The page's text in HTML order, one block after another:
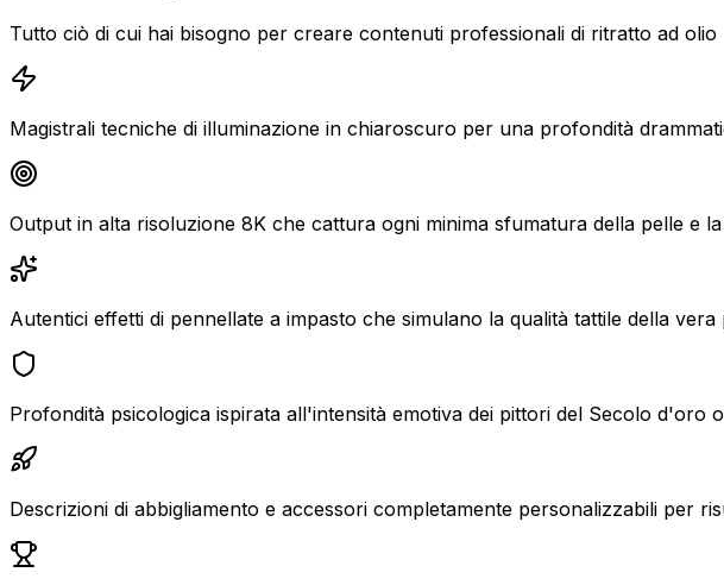
Tutto ciò di cui hai bisogno per creare contenuti professionali di ritratto ad olio
Magistrali tecniche di illuminazione in chiaroscuro per una profondità
Output in alta risoluzione 8K che cattura ogni minima sfumatura della pelle e
Autentici effetti di pennellate a impasto che simulano la qualità tattile della vera
Profondità psicologica ispirata all'intensità emotiva dei pittori del Secolo d'oro
Descrizioni di abbigliamento e accessori completamente personalizzabili per